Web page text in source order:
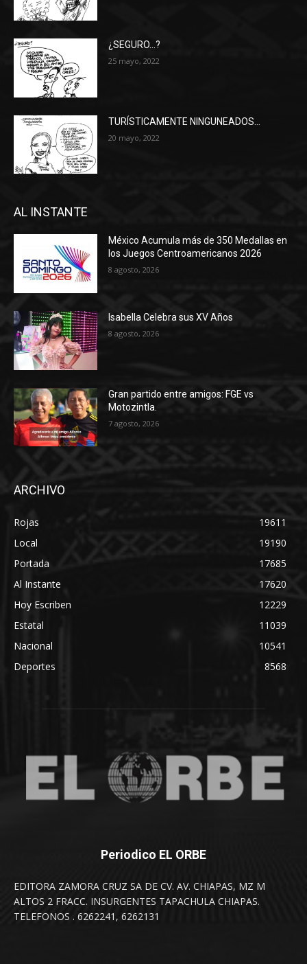
¿SEGURO…?
25 mayo, 2022
TURÍSTICAMENTE NINGUNEADOS…
20 mayo, 2022
AL INSTANTE
México Acumula más de 350 Medallas en
los Juegos Centroamericanos 2026
8 agosto, 2026
Isabella Celebra sus XV Años
8 agosto, 2026
Gran partido entre amigos: FGE vs
Motozintla.
7 agosto, 2026
ARCHIVO
Rojas
19611
Local
19190
Portada
17685
Al Instante
17620
Hoy Escriben
12229
Estatal
11039
Nacional
10541
Deportes
8568
Periodico EL ORBE
EDITORA ZAMORA CRUZ SA DE CV. AV. CHIAPAS, MZ M
ALTOS 2 FRACC. INSURGENTES TAPACHULA CHIAPAS.
TELEFONOS . 6262241, 6262131